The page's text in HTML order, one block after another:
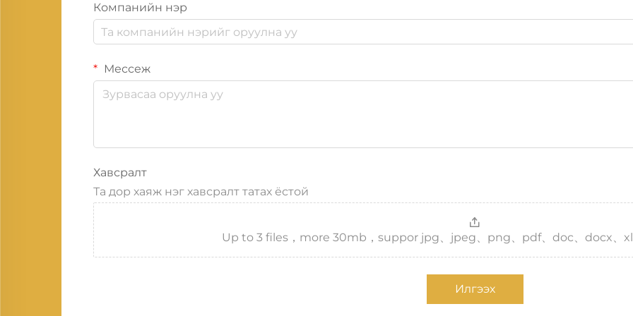
Компанийн нэр
Мессеж
Хавсралт
Та дор хаяж нэг хавсралт татах ёстой
Up to 3 files，more 30mb，suppor jpg、jpeg、png、pdf、doc、docx、
Илгээх